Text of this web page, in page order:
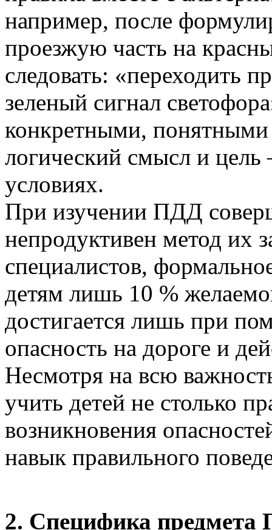
например, после
проезжую часть на
следовать: «переходить
зеленый сигнал
конкретными,
логический смысл и цель
условиях.
При изучении ПДД
непродуктивен метод их
специалистов,
детям лишь 10 %
достигается лишь при
опасность на дороге и
Несмотря на всю
учить детей не столько
возникновения
навык правильного
2. Специфика